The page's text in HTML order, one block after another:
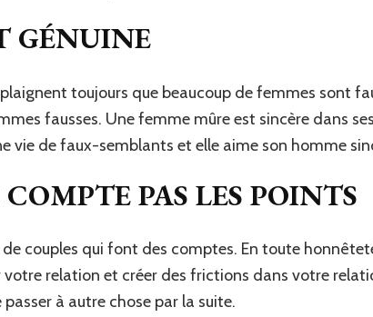
GÉNUINE
toujours que beaucoup de femmes sont
fausses. Une femme mûre est sincère dans
vie de faux-semblants et elle aime son homme
PAS LES POINTS
de couples qui font des comptes. En toute
votre relation et créer des frictions dans votre
à autre chose par la suite.